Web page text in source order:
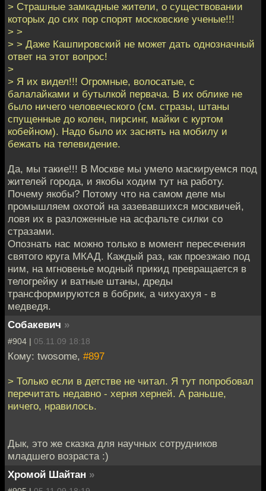
> Страшные замкадные жители, о существовании
которых до сих пор спорят московские ученые!!!
> >
> > Даже Кашпировский не может дать однозначный
ответ на этот вопрос!
>
> Я их видел!!! Огромные, волосатые, с
балалайками и бутылкой первача. В их облике не
было ничего человеческого (см. стразы, штаны
спущенные до колен, пирсинг, майки с куртом
кобейном). Надо было их заснять на мобилу и
бежать на телевидение.
Да, мы такие!!! В Москве мы умело маскируемся под
жителей города, и якобы ходим тут на работу.
Почему якобы? Потому что на самом деле мы
промышляем охотой на зазевавшихся москвичей,
ловя их в разложенные на асфальте силки со
стразами.
Опознать нас можно только в момент пересечения
святого круга МКАД. Каждый раз, как проезжаю под
ним, на мгновенье модный прикид превращается в
телогрейку и ватные штаны, дреды
трансформируются в бобрик, а чихуахуя - в
медведя.
Собакевич »
#904 | 05.11.09 18:18
Кому: twosome, #897
> Только если в детстве не читал. Я тут попробовал
перечитать недавно - херня херней. А раньше,
ничего, нравилось.
Дык, это же сказка для научных сотрудников
младшего возраста :)
Хромой Шайтан »